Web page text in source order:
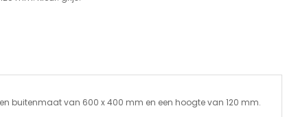
buitenmaat van 600 x 400 mm en een hoogte van 120 mm.